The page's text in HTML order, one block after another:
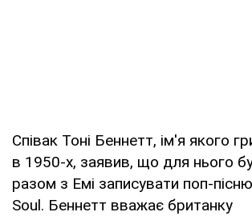
Співак Тоні Беннетт, ім'я якого
в 1950-х, заявив, що для нього
разом з Емі записувати поп-
Soul. Беннетт вважає британку